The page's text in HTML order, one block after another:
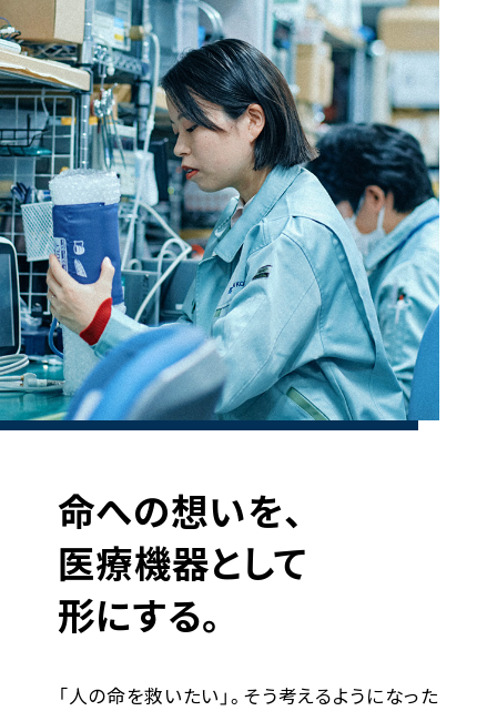
命への想いを、
医療機器として
形にする。
「人の命を救いたい」。そう考えるようになった